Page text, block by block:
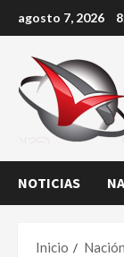
al
contenido
agosto 7, 2026
NOTICIAS
Inicio Nación